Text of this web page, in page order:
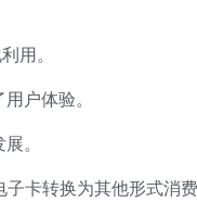
用。
户体验。
。
卡转换为其他形式消费